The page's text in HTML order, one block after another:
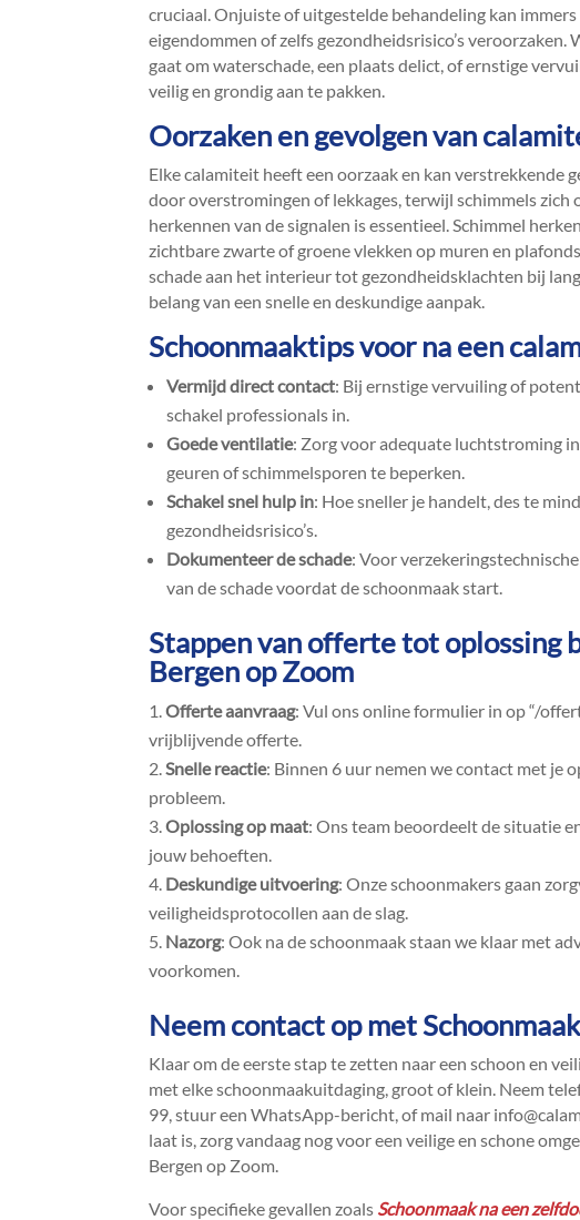
cruciaal.​ Onjuiste of uitgestelde behandeling kan
eigendommen of zelfs gezondheidsrisico’s veroorzaken.​
gaat om waterschade, een plaats delict, of ernstige
veilig en grondig aan te pakken.​
Oorzaken en gevolgen van
Elke calamiteit heeft een oorzaak en kan verstrekkende
door overstromingen of lekkages, terwijl schimmels
herkennen van de signalen is essentieel.​ Schimmel
zichtbare zwarte of groene vlekken op muren en
schade aan het interieur tot gezondheidsklachten bij
belang van een snelle en deskundige aanpak.​
Schoonmaaktips voor na een
Vermijd direct contact: Bij ernstige vervuiling of
schakel professionals in.​
Goede ventilatie: Zorg voor adequate luchtstroming
geuren of schimmelsporen te beperken.​
Schakel snel hulp in: Hoe sneller je handelt, des te
gezondheidsrisico’s.​
Dokumenteer de schade: Voor
van de schade voordat de schoonmaak start.​
Stappen van offerte tot oplossing
Bergen op Zoom
Offerte aanvraag: Vul ons online formulier in op “/
vrijblijvende offerte.​
Snelle reactie: Binnen 6 uur nemen we contact met je
probleem.​
Oplossing op maat: Ons team beoordeelt de situatie
jouw behoeften.​
Deskundige uitvoering: Onze schoonmakers gaan
veiligheidsprotocollen aan de slag.​
Nazorg: Ook na de schoonmaak staan we klaar met
voorkomen.​
Neem contact op met
Klaar om de eerste stap te zetten naar een schoon en
met elke schoonmaakuitdaging, groot of klein.​ Neem
99, stuur een WhatsApp-bericht, of mail naar
laat is, zorg vandaag nog voor een veilige en schone
Bergen op Zoom.​
Voor specifieke gevallen zoals Schoonmaak na een